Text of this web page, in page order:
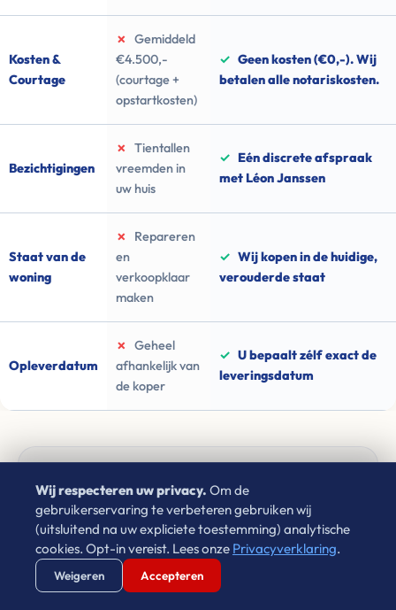
Kosten &
Courtage
✗
Gemiddeld
€4.500,-
(courtage +
opstartkosten)
✓ Geen kosten (€0,-). Wij
betalen alle notariskosten.
Bezichtigingen
✗
Tientallen
vreemden in
uw huis
✓ Eén discrete afspraak
met Léon Janssen
Staat van de
woning
✗
Repareren
en
verkoopklaar
maken
✓ Wij kopen in de huidige,
verouderde staat
Opleverdatum
✗
Geheel
afhankelijk van
de koper
✓ U bepaalt zélf exact de
leveringsdatum
Ervaar zelf de rust van directe verkoop
Waarom wachten in onzekerheid als u vandaag de
financiële zekerheid kunt veiligstellen?
Vul uw postcode in en ontvang een bod ➜
Wij respecteren uw privacy. Om de
gebruikerservaring te verbeteren gebruiken wij
(uitsluitend na uw expliciete toestemming) analytische
cookies. Opt-in vereist. Lees onze Privacyverklaring.
Weigeren Accepteren
Verstuur WhatsApp